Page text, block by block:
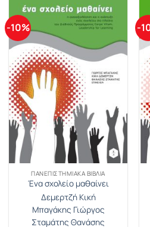
-10%
ΠΑΝΕΠΙΣΤΗΜΙΑΚΑ ΒΙΒΛΙΑ
Ένα σχολείο μαθαίνει
Δεμερτζή Κική
Μπαγάκης Γιώργος
Σταμάτης Θανάσης
-